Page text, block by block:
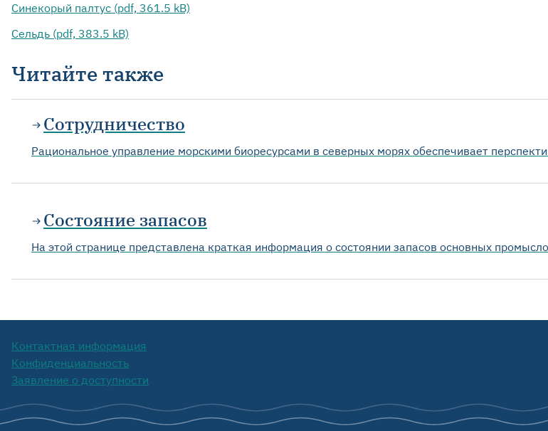
Синекорый палтус (pdf, 361.5 kB)
Сельдь (pdf, 383.5 kB)
Читайте также
Сотрудничество
Рациональное управление морскими биоресурсами в северных морях обеспечивает
Состояние запасов
На этой странице представлена краткая информация о состоянии запасов основных
Контактная информация
Конфиденциальность
Заявление о доступности